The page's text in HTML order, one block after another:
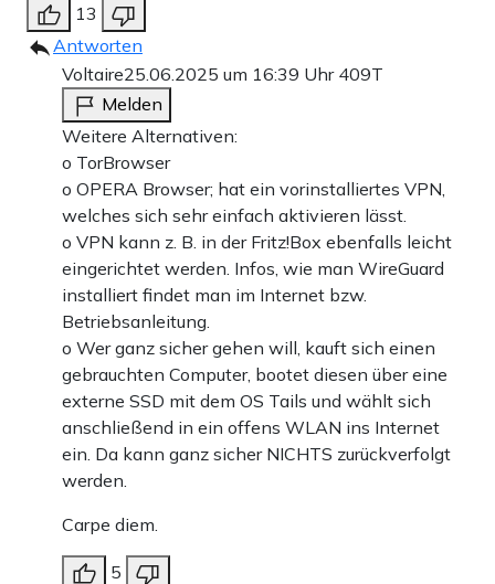
13
Antworten
Voltaire25.06.2025 um 16:39 Uhr 409T
Melden
Weitere Alternativen:
o TorBrowser
o OPERA Browser; hat ein vorinstalliertes VPN,
welches sich sehr einfach aktivieren lässt.
o VPN kann z. B. in der Fritz!Box ebenfalls leicht
eingerichtet werden. Infos, wie man WireGuard
installiert findet man im Internet bzw.
Betriebsanleitung.
o Wer ganz sicher gehen will, kauft sich einen
gebrauchten Computer, bootet diesen über eine
externe SSD mit dem OS Tails und wählt sich
anschließend in ein offens WLAN ins Internet
ein. Da kann ganz sicher NICHTS zurückverfolgt
werden.
Carpe diem.
5